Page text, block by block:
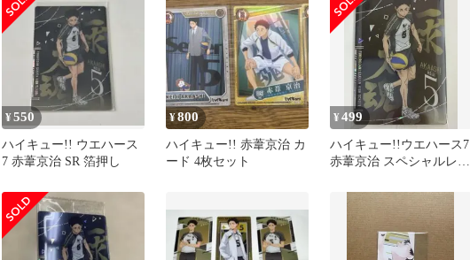
¥550
ハイキュー!! ウエハース
7 赤葦京治 SR 箔押し
¥800
ハイキュー!! 赤葦京治 カ
ード 4枚セット
¥499
ハイキュー!!ウエハース7
赤葦京治 スペシャルレア